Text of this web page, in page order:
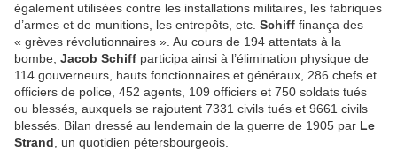
également utilisées contre les installations militaires, les fabriques
d’armes et de munitions, les entrepôts, etc. Schiff finança des
« grèves révolutionnaires ». Au cours de 194 attentats à la
bombe, Jacob Schiff participa ainsi à l’élimination physique de
114 gouverneurs, hauts fonctionnaires et géné­raux, 286 chefs et
officiers de police, 452 agents, 109 officiers et 750 soldats tués
ou blessés, auxquels se rajoutent 7331 civils tués et 9661 civils
blessés. Bilan dressé au lendemain de la guerre de 1905 par Le
Strand , un quotidien pétersbourgeois.